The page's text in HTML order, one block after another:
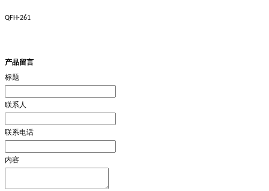
QFH-261
产品留言
标题
联系人
联系电话
内容